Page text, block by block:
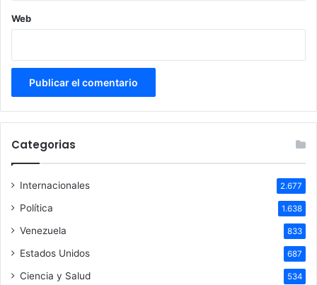
Web
Categorias
Internacionales 2.677
Política 1.638
Venezuela 833
Estados Unidos 687
Ciencia y Salud 534